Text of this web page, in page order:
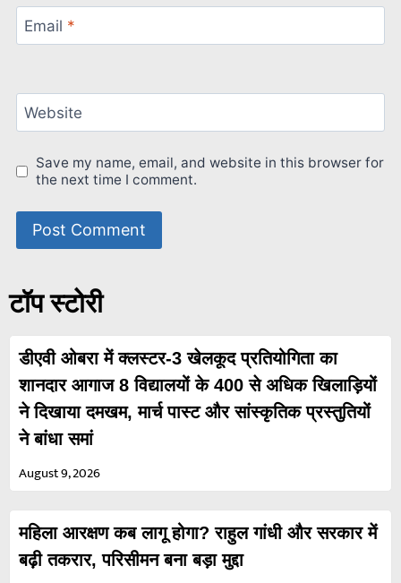
Email *
Website
Save my name, email, and website in this browser for
the next time I comment.
टॉप स्टोरी
डीएवी ओबरा में क्लस्टर-3 खेलकूद प्रतियोगिता का
शानदार आगाज 8 विद्यालयों के 400 से अधिक खिलाड़ियों
ने दिखाया दमखम, मार्च पास्ट और सांस्कृतिक प्रस्तुतियों
ने बांधा समां
August 9, 2026
महिला आरक्षण कब लागू होगा? राहुल गांधी और सरकार में
बढ़ी तकरार, परिसीमन बना बड़ा मुद्दा